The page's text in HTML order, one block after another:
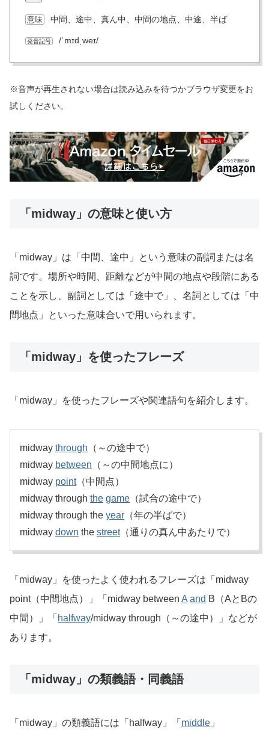
意味 中間、途中、真ん中、中間の地点、中途、半ば
発音記号 /ˈmɪdˌweɪ/
※音声が再生されない場合は読み込みを待つかブラウザ変更をお
試しください。
「midway」の意味と使い方
「midway」は「中間、途中」という意味の副詞または名
詞です。場所や時間、距離などが中間の地点や段階にある
ことを示し、副詞としては「途中で」、名詞としては「中
間地点」といった意味合いで用いられます。
「midway」を使ったフレーズ
「midway」を使ったフレーズや関連語句を紹介します。
midway through （～の途中で）
midway between （～の中間地点に）
midway point（中間点）
midway through the game （試合の途中で）
midway through the year （年の半ばで）
midway down the street（通りの真ん中あたりで）
「midway」を使ったよく使われるフレーズは「midway
point（中間地点）」「midway between A and B（AとBの
中間）」「 halfway/midway through（～の途中）」などが
あります。
「midway」の類義語・同義語
「midway」の類義語には「halfway」「 middle 」